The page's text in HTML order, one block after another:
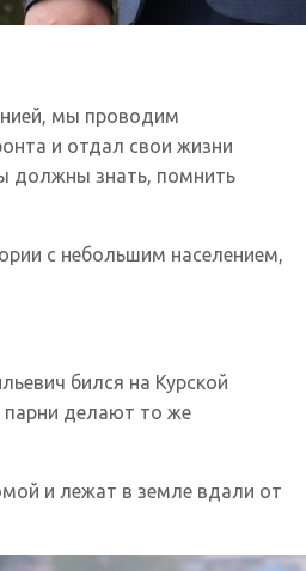
мы проводим
и отдал свои жизни
должны знать, помнить
с небольшим населением,
бился на Курской
парни делают то же
и лежат в земле вдали от